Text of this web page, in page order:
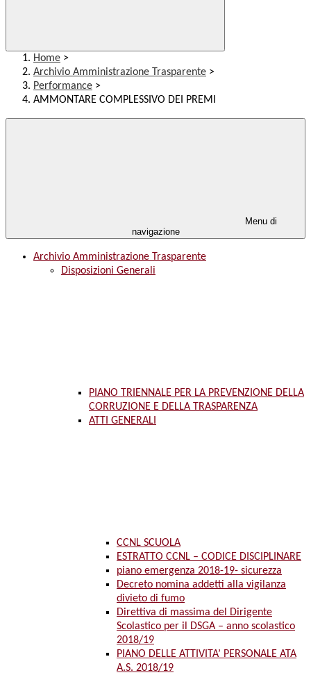
Home >
Archivio Amministrazione Trasparente >
Performance >
AMMONTARE COMPLESSIVO DEI PREMI
Menu di
navigazione
Archivio Amministrazione Trasparente
Disposizioni Generali
PIANO TRIENNALE PER LA PREVENZIONE DELLA
CORRUZIONE E DELLA TRASPARENZA
ATTI GENERALI
CCNL SCUOLA
ESTRATTO CCNL – CODICE DISCIPLINARE
piano emergenza 2018-19- sicurezza
Decreto nomina addetti alla vigilanza
divieto di fumo
Direttiva di massima del Dirigente
Scolastico per il DSGA – anno scolastico
2018/19
PIANO DELLE ATTIVITA’ PERSONALE ATA
A.S. 2018/19